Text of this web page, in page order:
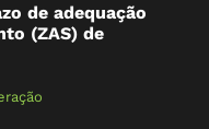
de adequação
(ZAS) de